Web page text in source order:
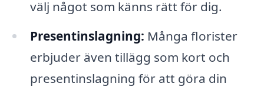
välj något som känns rätt för dig.
Presentinslagning: Många florister
erbjuder även tillägg som kort och
presentinslagning för att göra din